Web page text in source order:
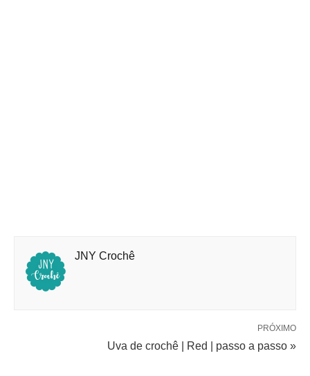
JNY Crochê
PRÓXIMO
Uva de crochê | Red | passo a passo »